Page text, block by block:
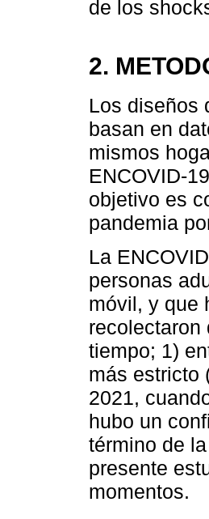
de los
2.
Los diseños
basan en
mismos
ENCOVID-
objetivo es
pandemia
La
personas
móvil, y que
recolectaron
tiempo; 1)
más estricto
2021,
hubo un
término de
presente
momentos.